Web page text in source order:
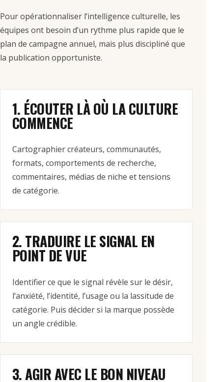
Pour opérationnaliser l’intelligence culturelle, les
équipes ont besoin d’un rythme plus rapide que le
plan de campagne annuel, mais plus discipliné que
la publication opportuniste.
1. ÉCOUTER LÀ OÙ LA CULTURE
COMMENCE
Cartographier créateurs, communautés,
formats, comportements de recherche,
commentaires, médias de niche et tensions
de catégorie.
2. TRADUIRE LE SIGNAL EN
POINT DE VUE
Identifier ce que le signal révèle sur le désir,
l’anxiété, l’identité, l’usage ou la lassitude de
catégorie. Puis décider si la marque possède
un angle crédible.
3. AGIR AVEC LE BON NIVEAU